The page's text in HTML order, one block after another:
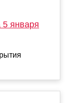
января